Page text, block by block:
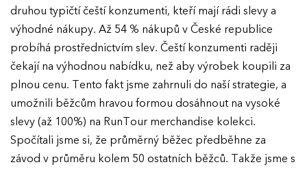
druhou typičtí čeští konzumenti, kteří mají rádi slevy a
výhodné nákupy. Až 54 % nákupů v České republice
probíhá prostřednictvím slev. Čeští konzumenti raději
čekají na výhodnou nabídku, než aby výrobek koupili za
plnou cenu. Tento fakt jsme zahrnuli do naší strategie, a
umožnili běžcům hravou formou dosáhnout na vysoké
slevy (až 100%) na RunTour merchandise kolekci.
Spočítali jsme si, že průměrný běžec předběhne za
závod v průměru kolem 50 ostatních běžců. Takže jsme s